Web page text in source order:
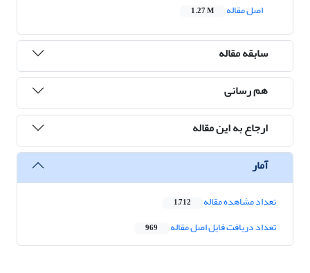
اصل مقاله
1.27 M
سابقه مقاله
هم رسانی
ارجاع به این مقاله
آمار
تعداد مشاهده مقاله 1,712
تعداد دریافت فایل اصل مقاله 969